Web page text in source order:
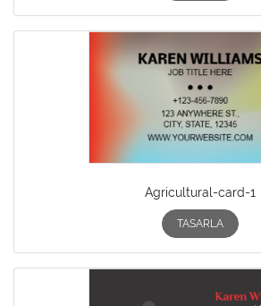
Agricultural-card-1
TASARLA